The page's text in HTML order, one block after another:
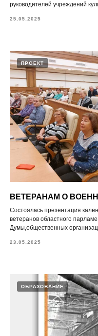
руководителей учреждений
25.05.2025
ПРОЕКТ
ВЕТЕРАНАМ О
Состоялась презентация
ветеранов областного
Думы,общественных
23.05.2025
ОБРАЗОВАНИЕ